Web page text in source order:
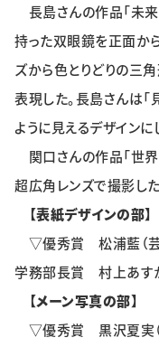
イベント
購読
学生記者募集
長島さんの作品「未来
持った双眼鏡を正面か
ズから色とりどりの三
表現した。長島さんは
ように見えるデザインに
関口さんの作品「世
超広角レンズで撮影した
【表紙デザインの部】
▽優秀賞 松浦藍（芸
学務部長賞 村上あすか
【メーン写真の部】
▽優秀賞 黒沢夏実（